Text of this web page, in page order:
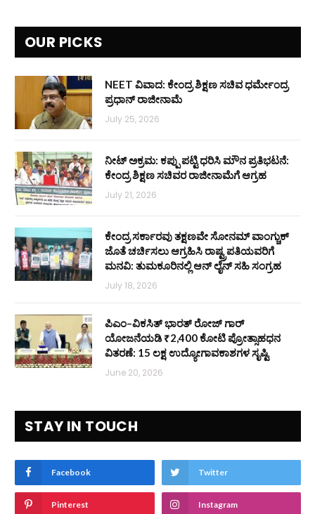
OUR PICKS
NEET ವಿವಾದ: ಕೇಂದ್ರ ಶಿಕ್ಷಣ ಸಚಿವ ಧರ್ಮೇಂದ್ರ
ಪ್ರಧಾನ್ ರಾಜೀನಾಮೆ
July 25, 2026
ನೀಟ್ ಅಕ್ರಮ: ಕಪ್ಪು ಪಟ್ಟಿ ಧರಿಸಿ ಮೌನ ಪ್ರತಿಭಟನೆ:
ಕೇಂದ್ರ ಶಿಕ್ಷಣ ಸಚಿವರ ರಾಜೀನಾಮೆಗೆ ಆಗ್ರಹ
July 21, 2026
ಕೇಂದ್ರ ಸರ್ಕಾರವು ತಕ್ಷಣವೇ ಸೋನಮ್ ವಾಂಗ್ಚುಕ್
ಜೊತೆ ಚರ್ಚಿಸಲು ಆಗ್ರಹಿಸಿ ರಾಷ್ಟ್ರಪತಿಯವರಿಗೆ
ಮನವಿ: ತುಮಕೂರಿನಲ್ಲಿ ಆನ್‌ ಲೈನ್ ಸಹಿ ಸಂಗ್ರಹ
July 18, 2026
ಪಿಎಂ–ವಿಕಸಿತ್ ಭಾರತ್ ರೋಜ್‌ ಗಾರ್
ಯೋಜನೆಯಡಿ ₹2,400 ಕೋಟಿ ಪ್ರೋತ್ಸಾಹಧನ
ವಿತರಣೆ: 15 ಲಕ್ಷ ಉದ್ಯೋಗಾವಕಾಶಗಳ ಸೃಷ್ಟಿ
June 20, 2026
STAY IN TOUCH
Facebook Twitter
Pinterest Instagram